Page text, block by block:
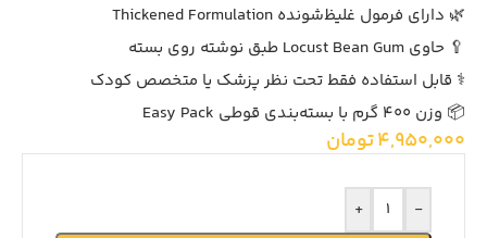
🌿 دارای فرمول غلیظ‌شونده Thickened Formulation
🥄 حاوی Locust Bean Gum طبق نوشته روی بسته
⚕️ قابل استفاده فقط تحت نظر پزشک یا متخصص کودک
📦 وزن 400 گرم با بسته‌بندی قوطی Easy Pack
4,950,000تومان
-
+